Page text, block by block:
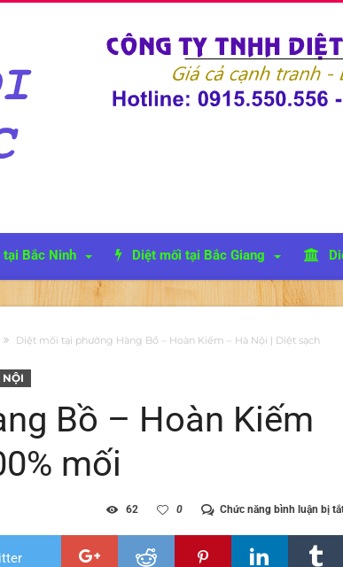
tại Bắc Ninh Diệt mối tại Bắc Giang
Diệt mối tại phường Hàng Bồ – Hoàn Kiếm – Hà Nội | Diệt sạch
NỘI
Bồ – Hoàn Kiếm
mối
Chức năng bình luận bị
0
62